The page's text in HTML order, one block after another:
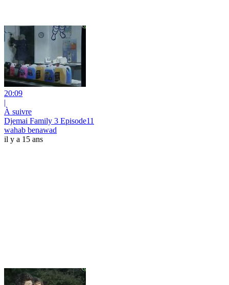
20:09
|
À suivre
Djemai Family 3 Episode11
wahab benawad
il y a 15 ans